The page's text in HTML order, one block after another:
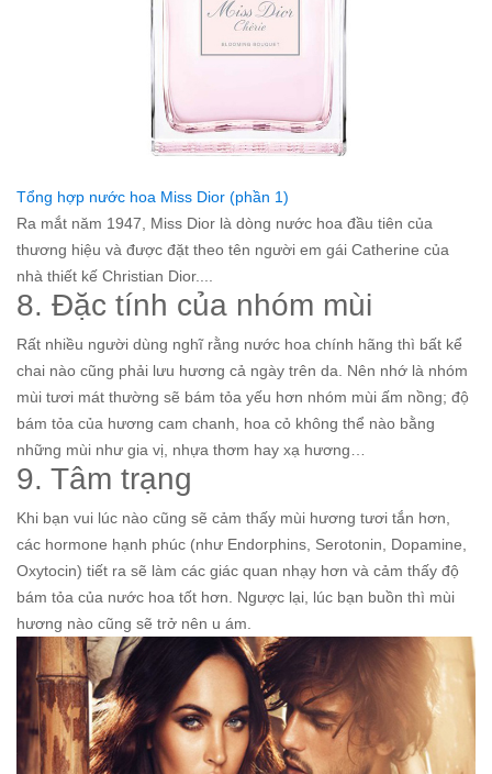
Tổng hợp nước hoa Miss Dior (phần 1)
Ra mắt năm 1947, Miss Dior là dòng nước hoa đầu tiên của
thương hiệu và được đặt theo tên người em gái Catherine của
nhà thiết kế Christian Dior....
8. Đặc tính của nhóm mùi
Rất nhiều người dùng nghĩ rằng nước hoa chính hãng thì bất kể
chai nào cũng phải lưu hương cả ngày trên da. Nên nhớ là nhóm
mùi tươi mát thường sẽ bám tỏa yếu hơn nhóm mùi ấm nồng; độ
bám tỏa của hương cam chanh, hoa cỏ không thể nào bằng
những mùi như gia vị, nhựa thơm hay xạ hương…
9. Tâm trạng
Khi bạn vui lúc nào cũng sẽ cảm thấy mùi hương tươi tắn hơn,
các hormone hạnh phúc (như Endorphins, Serotonin, Dopamine,
Oxytocin) tiết ra sẽ làm các giác quan nhạy hơn và cảm thấy độ
bám tỏa của nước hoa tốt hơn. Ngược lại, lúc bạn buồn thì mùi
hương nào cũng sẽ trở nên u ám.